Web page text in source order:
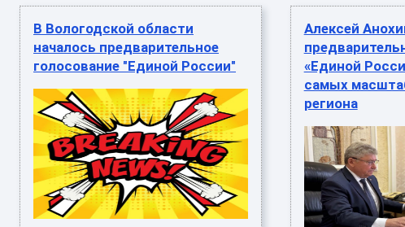
В Вологодской области
началось предварительное
голосование "Единой России"
Алексей
«Единой
самых
региона